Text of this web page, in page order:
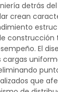
detrás
crean
construcción
El
cargas
que